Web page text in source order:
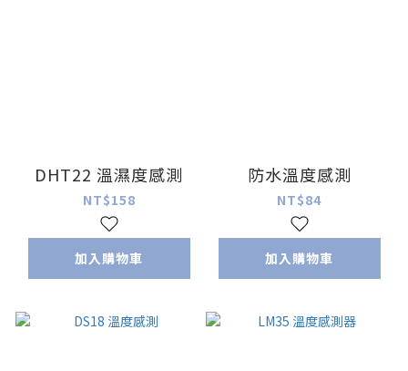
DHT22 溫濕度感測
NT$158
加入購物車
防水溫度感測
NT$84
加入購物車